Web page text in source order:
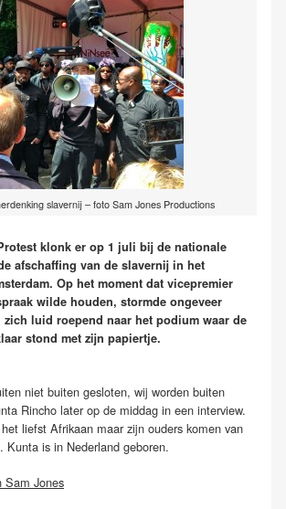
slavernij – foto Sam Jones Productions
klonk er op 1 juli bij de nationale
afschaffing van de slavernij in het
Op het moment dat vicepremier
wilde houden, stormde ongeveer
luid roepend naar het podium waar de
stond met zijn papiertje.
niet buiten gesloten, wij worden buiten
Rincho later op de middag in een interview.
liefst Afrikaan maar zijn ouders komen van
Kunta is in Nederland geboren.
Sam Jones